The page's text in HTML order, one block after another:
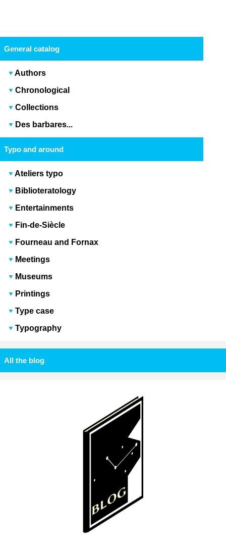
General catalog
Authors
Chronological
Collections
Des barbares...
Typo and around
Ateliers typo
Biblioteratology
Entertainments
Fin-de-Siècle
Fourneau and Fornax
Meetings
Museums
Printings
Type case
Typography
All the blog